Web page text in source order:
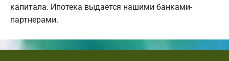
капитала. Ипотека выдается нашими банками-
партнерами.